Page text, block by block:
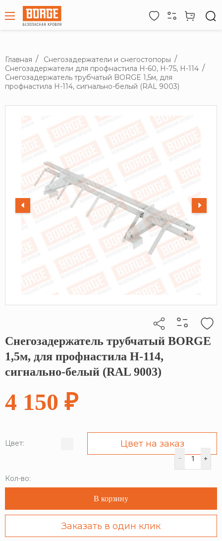
Главная
Снегозадержатели и снегостопоры
Снегозадержатели для профнастила H-60, H-75, H-114
Снегозадержатель трубчатый BORGE 1,5м, для
профнастила Н-114, сигнально-белый (RAL 9003)
Кликните, чтобы скопировать прямую ссылку
Снегозадержатель трубчатый BORGE
1,5м, для профнастила Н-114,
сигнально-белый (RAL 9003)
4 150 ₽
Цвет: Цвет на заказ
Кол-во:
В корзину
Заказать в один клик